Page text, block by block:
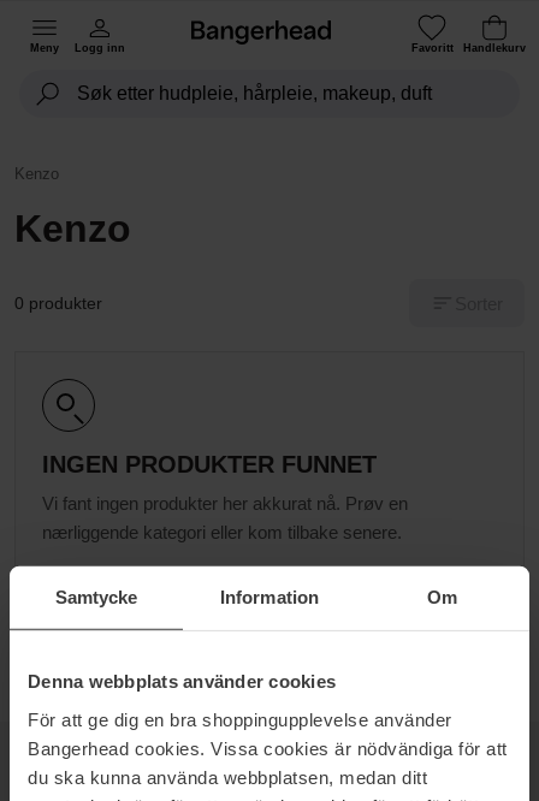
Samtycke Information Om
Denna webbplats använder cookies
För att ge dig en bra shoppingupplevelse använder
Bangerhead cookies. Vissa cookies är nödvändiga för att
du ska kunna använda webbplatsen, medan ditt
Meny Logg inn Favoritt Handlekurv
Kenzo
Kenzo
0 produkter
INGEN PRODUKTER FUNNET
Vi fant ingen produkter her akkurat nå. Prøv en
nærliggende kategori eller kom tilbake senere.
Gå til B
NYHETSBREVVÆR FØRST UTE